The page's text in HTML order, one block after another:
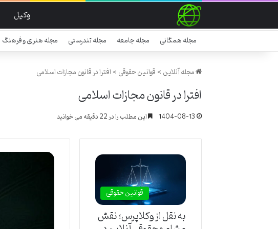
وکیل
مجله همگانی مجله جامعه مجله تندرستی مجله هنری و فرهنگ
مجله آنلاین>قوانین حقوقی>افترا در قانون مجازات اسلامی
افترا در قانون مجازات اسلامی
1404-08-13 این مطلب را در 22 دقیقه می خوانید
قوانین حقوقی
به نقل از وکلاپرس؛ نقش